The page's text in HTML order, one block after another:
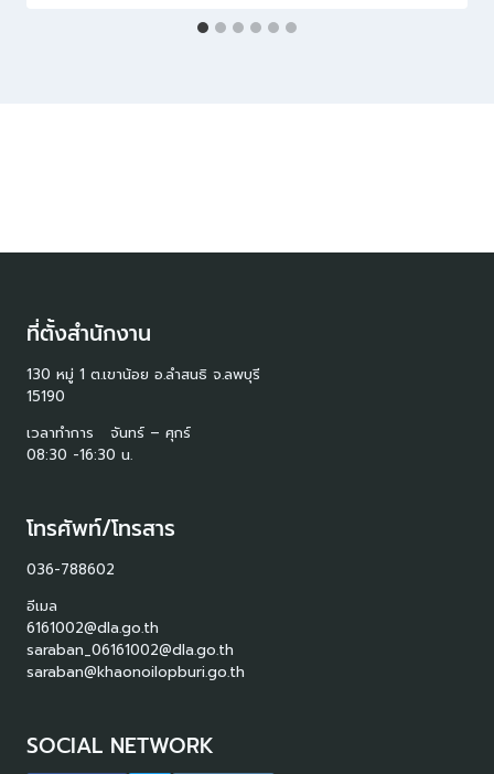
ที่ตั้งสำนักงาน
130 หมู่ 1 ต.เขาน้อย อ.ลำสนธิ จ.ลพบุรี
15190
เวลาทำการ จันทร์ – ศุกร์
08:30 -16:30 น.
โทรศัพท์/โทรสาร
036-788602
อีเมล
6161002@dla.go.th
saraban_06161002@dla.go.th
saraban@khaonoilopburi.go.th
SOCIAL NETWORK